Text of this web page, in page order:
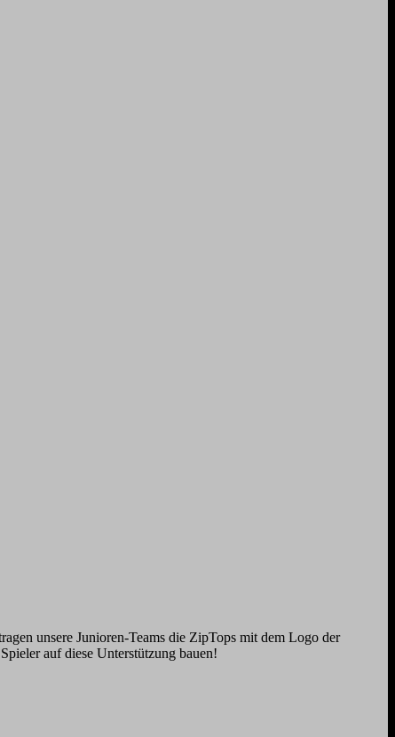
unsere Junioren-Teams die ZipTops mit dem Logo der
auf diese Unterstützung bauen!